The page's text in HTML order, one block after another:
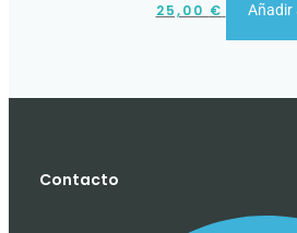
25,00 € Añadir
Contacto